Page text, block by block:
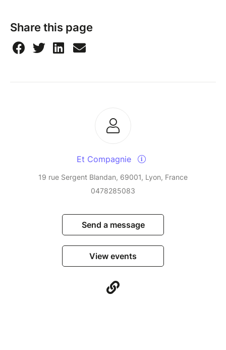
Share this page
Et Compagnie
19 rue Sergent Blandan, 69001, Lyon, France
0478285083
Send a message
View events